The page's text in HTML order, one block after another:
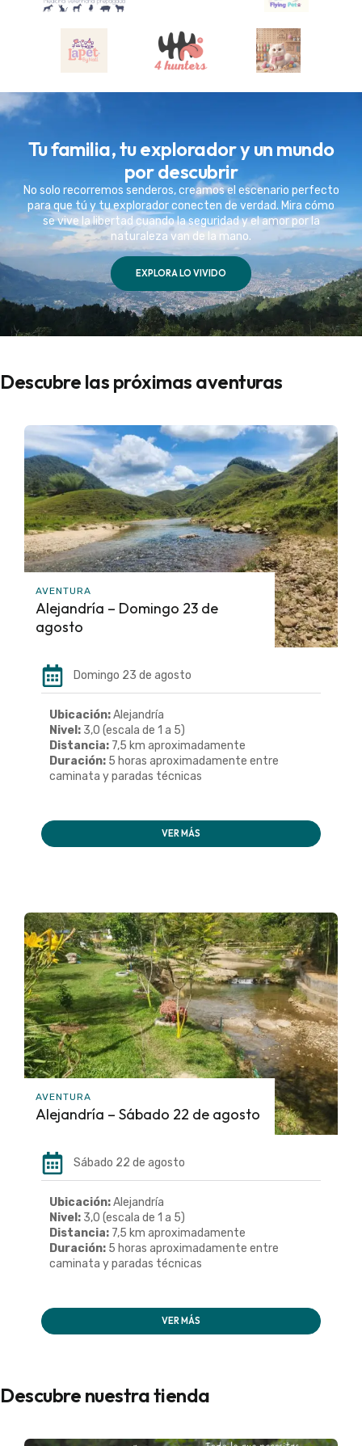
Tu familia, tu explorador y un mundo
por descubrir
No solo recorremos senderos, creamos el escenario perfecto
para que tú y tu explorador conecten de verdad. Mira cómo
se vive la libertad cuando la seguridad y el amor por la
naturaleza van de la mano.
EXPLORA LO VIVIDO
Descubre las próximas aventuras
AVENTURA
Alejandría – Domingo 23 de
agosto
Domingo 23 de agosto
Ubicación:Alejandría
Nivel: 3,0 (escala de 1 a 5)
Distancia: 7,5 km aproximadamente
Duración: 5 horas aproximadamente entre
caminata y paradas técnicas
VER MÁS
AVENTURA
Alejandría – Sábado 22 de agosto
Sábado 22 de agosto
Ubicación:Alejandría
Nivel: 3,0 (escala de 1 a 5)
Distancia: 7,5 km aproximadamente
Duración: 5 horas aproximadamente entre
caminata y paradas técnicas
VER MÁS
Descubre nuestra tienda